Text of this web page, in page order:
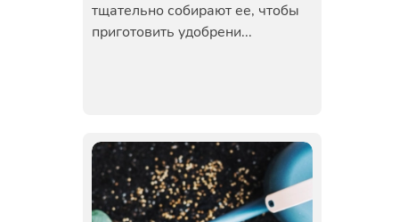
тщательно собирают ее, чтобы
приготовить удобрени...